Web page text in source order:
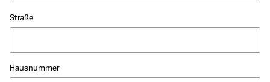
Straße
Hausnummer